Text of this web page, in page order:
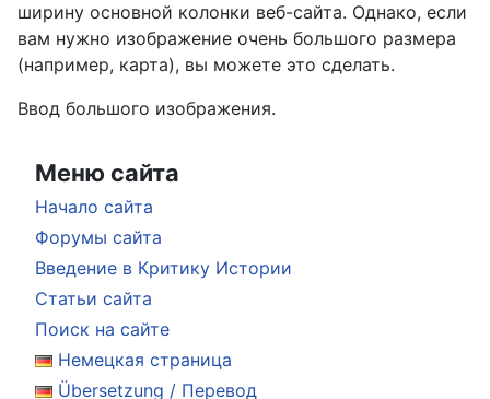
ширину основной колонки веб-сайта. Однако, если
вам нужно изображение очень большого размера
(например, карта), вы можете это сделать.
Ввод большого изображения.
Меню сайта
Начало сайта
Форумы сайта
Введение в Критику Истории
Статьи сайта
Поиск на сайте
Немецкая страница
Übersetzung / Перевод